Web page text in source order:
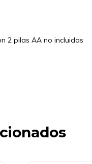
2 pilas AA no incluidas